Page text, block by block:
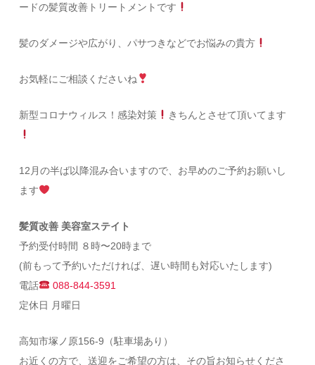
ードの髪質改善トリートメントです
髪のダメージや広がり、パサつきなどでお悩みの貴方
お気軽にご相談くださいね
新型コロナウィルス！感染対策 きちんとさせて頂いてます
12月の半ば以降混み合いますので、お早めのご予約お願いし
ます
髪質改善 美容室ステイト
予約受付時間 ８時〜20時まで
(前もって予約いただければ、遅い時間も対応いたします)
電話
088-844-3591
定休日 月曜日
高知市塚ノ原156-9（駐車場あり）
お近くの方で、送迎をご希望の方は、その旨お知らせくださ